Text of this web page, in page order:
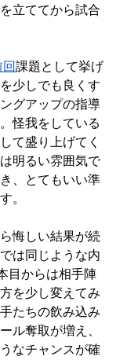
立ててから試合
回課題として挙げ
少しでも良くす
グアップの指導
怪我をしている
て盛り上げてく
明るい雰囲気で
、とてもいい準
。
悔しい結果が続
は同じような内
目からは相手陣
を少し変えてみ
たちの飲み込み
ル奪取が増え、
なチャンスが確